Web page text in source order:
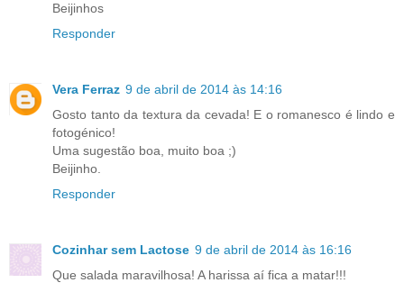
Beijinhos
Responder
Vera Ferraz 9 de abril de 2014 às 14:16
Gosto tanto da textura da cevada! E o romanesco é lindo e
fotogénico!
Uma sugestão boa, muito boa ;)
Beijinho.
Responder
Cozinhar sem Lactose 9 de abril de 2014 às 16:16
Que salada maravilhosa! A harissa aí fica a matar!!!